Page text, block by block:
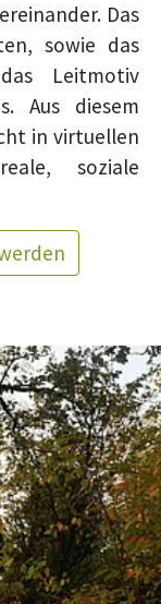
Das
sowie das
Leitmotiv
Aus diesem
in virtuellen
soziale